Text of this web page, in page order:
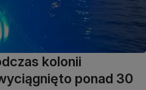
kolonii
ponad 30